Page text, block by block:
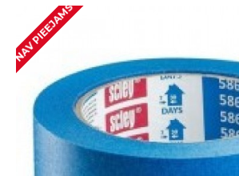
NAV PIEEJAMS